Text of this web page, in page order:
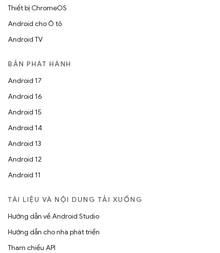
Thiết bị ChromeOS
Android cho Ô tô
Android TV
BẢN PHÁT HÀNH
Android 17
Android 16
Android 15
Android 14
Android 13
Android 12
Android 11
TÀI LIỆU VÀ NỘI DUNG TẢI XUỐNG
Hướng dẫn về Android Studio
Hướng dẫn cho nhà phát triển
Tham chiếu API